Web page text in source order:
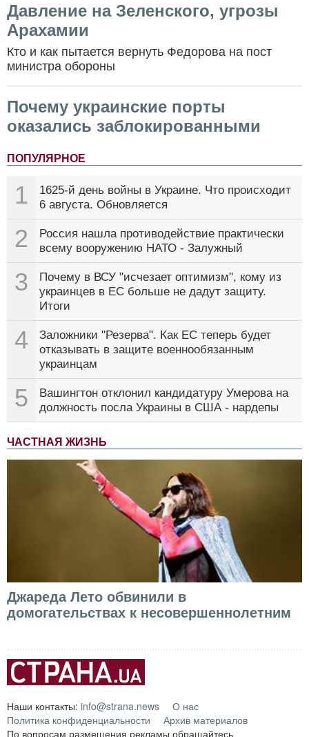
Давление на Зеленского, угрозы
Арахамии
Кто и как пытается вернуть Федорова на пост
министра обороны
Почему украинские порты
оказались заблокированными
ПОПУЛЯРНОЕ
1
1625-й день войны в Украине. Что происходит
6 августа. Обновляется
2
Россия нашла противодействие практически
всему вооружению НАТО - Залужный
3
Почему в ВСУ "исчезает оптимизм", кому из
украинцев в ЕС больше не дадут защиту.
Итоги
4
Заложники "Резерва". Как ЕС теперь будет
отказывать в защите военнообязанным
украинцам
5
Вашингтон отклонил кандидатуру Умерова на
должность посла Украины в США - нардепы
ЧАСТНАЯ ЖИЗНЬ
Джареда Лето обвинили в
домогательствах к несовершеннолетним
Наши контакты: info@strana.news
О нас
Политика конфиденциальности
Архив материалов
По вопросам размещения рекламы обращайтесь